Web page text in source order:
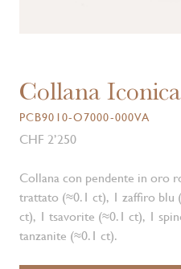
Collana
PCB9010-O7000-000VA
CHF 2’250
Collana con pendente in oro
trattato (≈0.1 ct), 1 zaffiro blu
ct), 1 tsavorite (≈0.1 ct), 1
tanzanite (≈0.1 ct).